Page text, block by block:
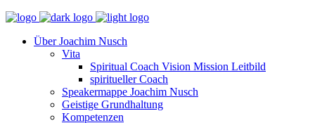
Über Joachim Nusch
Vita
Spiritual Coach Vision Mission Leitbild
spiritueller Coach
Speakermappe Joachim Nusch
Geistige Grundhaltung
Kompetenzen